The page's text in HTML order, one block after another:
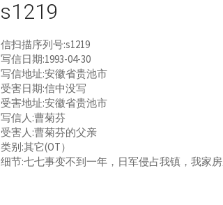
s1219
信扫描序列号:s1219
写信日期:1993-04-30
写信地址:安徽省贵池市
受害日期:信中没写
受害地址:安徽省贵池市
写信人:曹菊芬
受害人:曹菊芬的父亲
类别:其它(OT）
细节:七七事变不到一年，日军侵占我镇，我家